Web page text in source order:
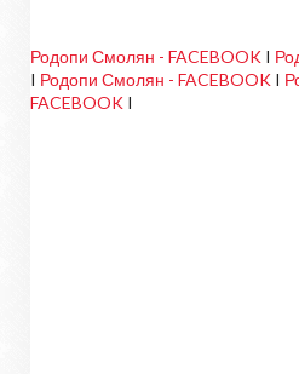
Родопи Смолян - FACEBOOK I
I Родопи Смолян - FACEBOOK I
FACEBOOK I